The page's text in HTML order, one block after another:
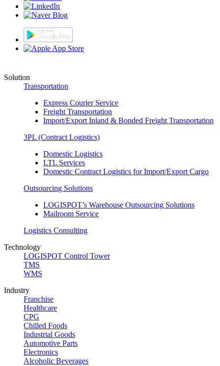
Solution
Transportation
Express Courier Service
Freight Transportation
Import/Export Inland & Bonded Freight Transportation
3PL (Contract Logistics)
Domestic Logistics
LTL Services
Domestic Contract Logistics for Import/Export Cargo
Outsourcing Solutions
LOGISPOT’s Warehouse Outsourcing Solutions
Mailroom Service
Logistics Consulting
Technology
LOGISPOT Control Tower
TMS
WMS
Industry
Franchise
Healthcare
CPG
Chilled Foods
Industrial Goods
Automotive Parts
Electronics
Alcoholic Beverages